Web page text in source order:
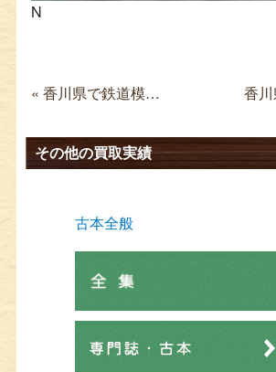
N
« 香川県で鉄道模型を買取 天賞堂 カンタム DD51形 全重連・最終型 1052-1193号機 A寒地
その他の買取実績
古本全般